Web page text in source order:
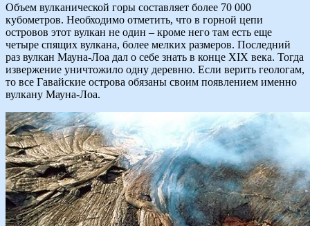
Объем вулканической горы составляет более 70 000
кубометров. Необходимо отметить, что в горной цепи
островов этот вулкан не один – кроме него там есть еще
четыре спящих вулкана, более мелких размеров. Последний
раз вулкан Мауна-Лоа дал о себе знать в конце XIX века. Тогда
извержение уничтожило одну деревню. Если верить геологам,
то все Гавайские острова обязаны своим появлением именно
вулкану Мауна-Лоа.